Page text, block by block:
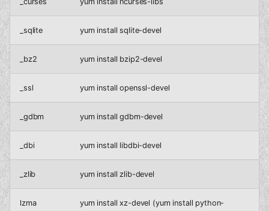
_sqlite yum install sqlite-devel
_bz2 yum install bzip2-devel
_ssl yum install openssl-devel
_gdbm yum install gdbm-devel
_dbi yum install libdbi-devel
_zlib yum install zlib-devel
lzma
yum install xz-devel (yum install python-